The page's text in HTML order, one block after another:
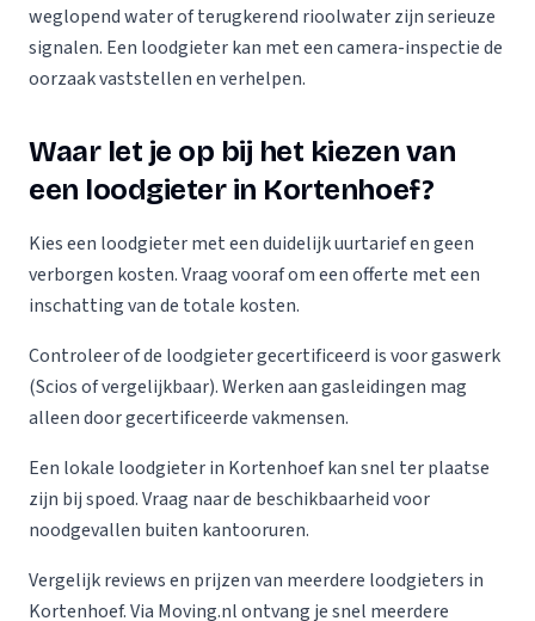
weglopend water of terugkerend rioolwater zijn serieuze
signalen. Een loodgieter kan met een camera-inspectie de
oorzaak vaststellen en verhelpen.
Waar let je op bij het kiezen van
een loodgieter in Kortenhoef?
Kies een loodgieter met een duidelijk uurtarief en geen
verborgen kosten. Vraag vooraf om een offerte met een
inschatting van de totale kosten.
Controleer of de loodgieter gecertificeerd is voor gaswerk
(Scios of vergelijkbaar). Werken aan gasleidingen mag
alleen door gecertificeerde vakmensen.
Een lokale loodgieter in Kortenhoef kan snel ter plaatse
zijn bij spoed. Vraag naar de beschikbaarheid voor
noodgevallen buiten kantooruren.
Vergelijk reviews en prijzen van meerdere loodgieters in
Kortenhoef. Via Moving.nl ontvang je snel meerdere